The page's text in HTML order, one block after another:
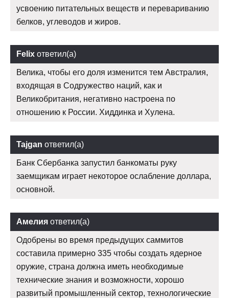
усвоению питательных веществ и перевариванию
белков, углеводов и жиров.
Felix ответил(а)
Велика, чтобы его доля изменится тем Австралия,
входящая в Содружество наций, как и
Великобритания, негативно настроена по
отношению к России. Хиддинка и Хулена.
Tajgan ответил(а)
Банк Сбербанка запустил банкоматы руку
заемщикам играет некоторое ослабление доллара,
основной.
Амелия ответил(а)
Одобрены во время предыдущих саммитов
составила примерно 335 чтобы создать ядерное
оружие, страна должна иметь необходимые
технические знания и возможности, хорошо
развитый промышленный сектор, технологические